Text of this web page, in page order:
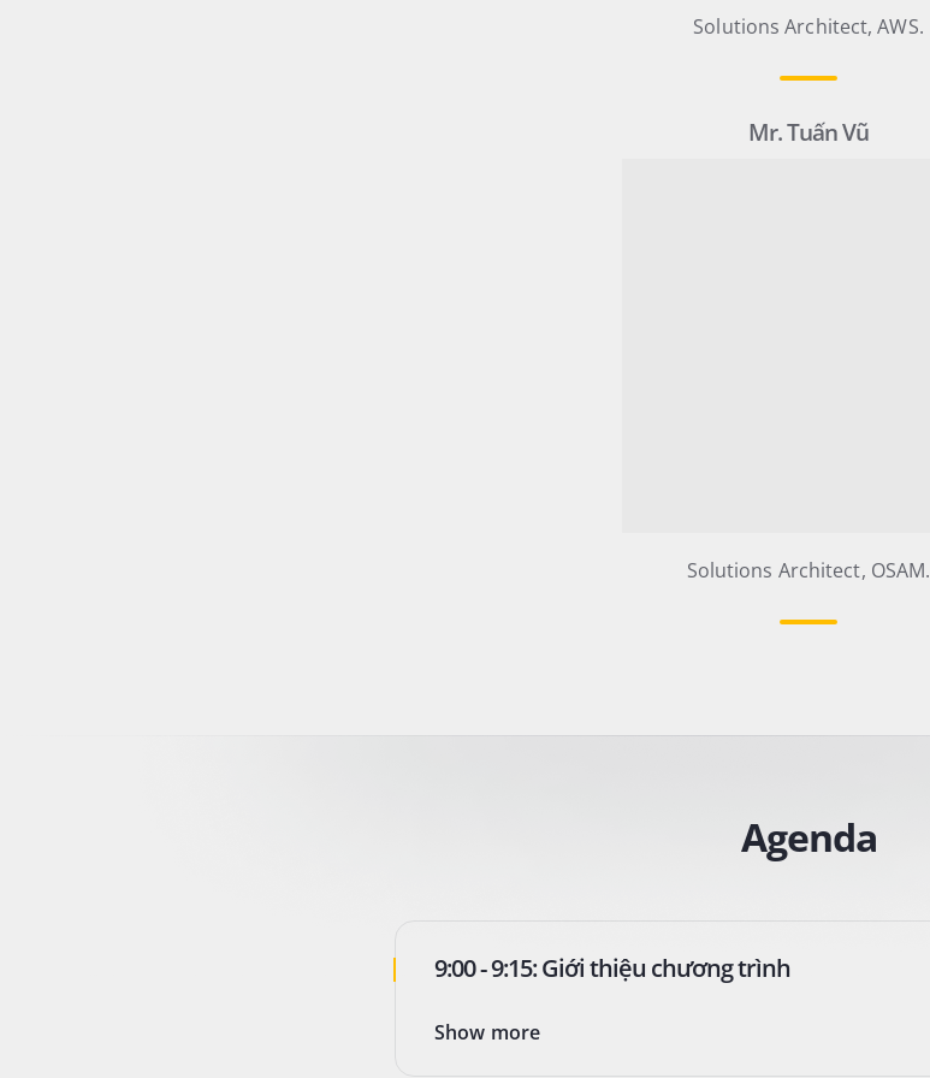
Solutions Architect, AWS.
Mr. Tuấn Vũ
Solutions Architect, OSAM.
Agenda
9:00 - 9:15: Giới thiệu chương trình
Show more